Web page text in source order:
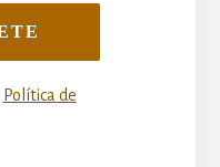
Política de